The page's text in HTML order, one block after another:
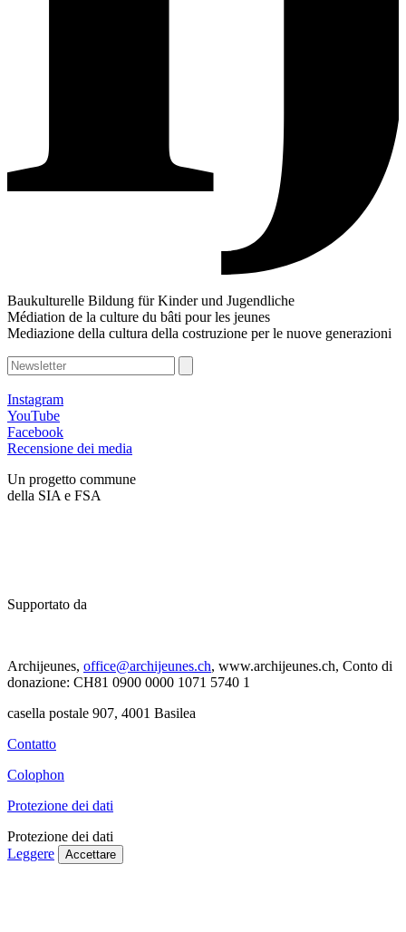
Baukulturelle Bildung für Kinder und Jugendliche
Médiation de la culture du bâti pour les jeunes
Mediazione della cultura della costruzione per le nuove generazioni
Instagram
YouTube
Facebook
Recensione dei media
Un progetto commune
della SIA e FSA
Supportato da
Archijeunes, office@archijeunes.ch, www.archijeunes.ch, Conto di
donazione: CH81 0900 0000 1071 5740 1
casella postale 907, 4001 Basilea
Contatto
Colophon
Protezione dei dati
Protezione dei dati
Leggere
Accettare